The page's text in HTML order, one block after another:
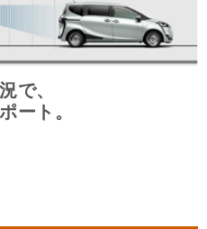
で、
ート。